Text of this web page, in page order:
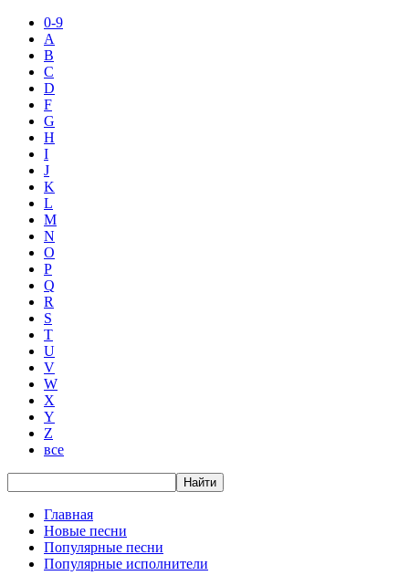
0-9
A
B
C
D
F
G
H
I
J
K
L
M
N
O
P
Q
R
S
T
U
V
W
X
Y
Z
все
Главная
Новые песни
Популярные песни
Популярные исполнители